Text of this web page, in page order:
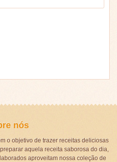
nós
o objetivo de trazer receitas deliciosas
aquela receita saborosa do dia,
aproveitam nossa coleção de